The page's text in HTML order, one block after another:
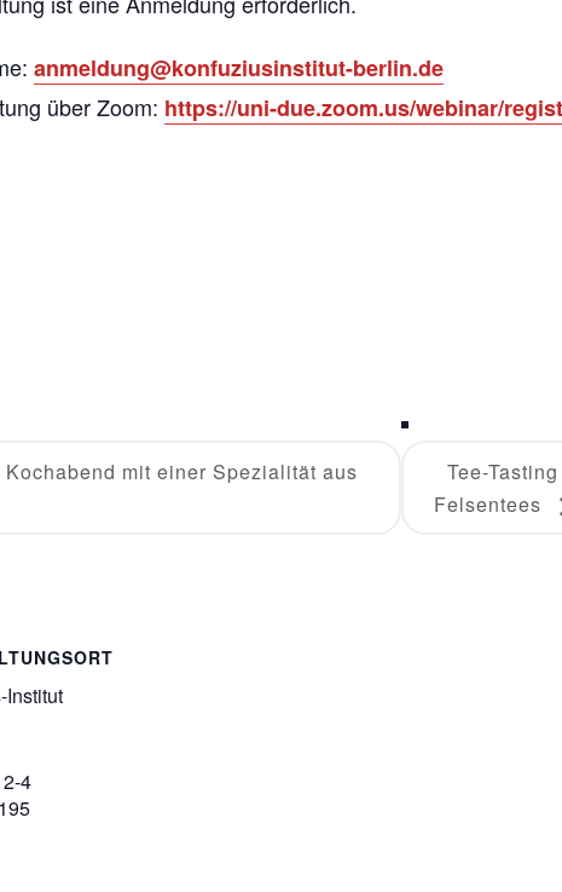
anmeldung@konfuziusinstitut-berlin.de
über Zoom: https://uni-due.zoom.us/webinar/
Institut
4
mit einer Spezialität aus
Tee-
Felsentees